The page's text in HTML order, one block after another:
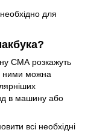
для
СМА розкажуть
ними можна
в машину або
всі необхідні